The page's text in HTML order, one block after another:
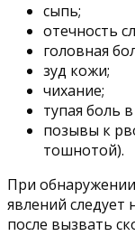
сыпь;
отечность
головная
зуд кожи;
чихание;
тупая боль
позывы к
тошнотой).
При
явлений
после вызвать